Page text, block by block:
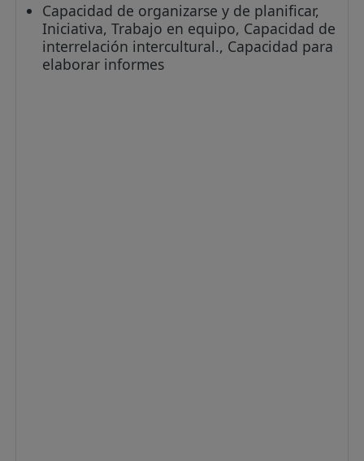
Capacidad de organizarse y de planificar,
Iniciativa, Trabajo en equipo, Capacidad de
interrelación intercultural., Capacidad para
elaborar informes